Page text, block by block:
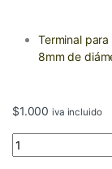
Terminal
8mm de
$1.000 iva incluido
Terminal batería